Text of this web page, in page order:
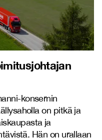
konsernin
on pitkä ja
ja
Hän on urallaan